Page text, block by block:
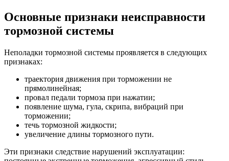
Основные признаки неисправности
тормозной системы
Неполадки тормозной системы проявляется в следующих
признаках:
траектория движения при торможении не
прямолинейная;
провал педали тормоза при нажатии;
появление шума, гула, скрипа, вибраций при
торможении;
течь тормозной жидкости;
увеличение длины тормозного пути.
Эти признаки следствие нарушений эксплуатации: